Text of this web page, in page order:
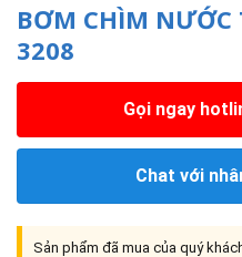
BƠM CHÌM NƯỚC
3208
Gọi ngay
Chat với
Sản phẩm đã mua của quý